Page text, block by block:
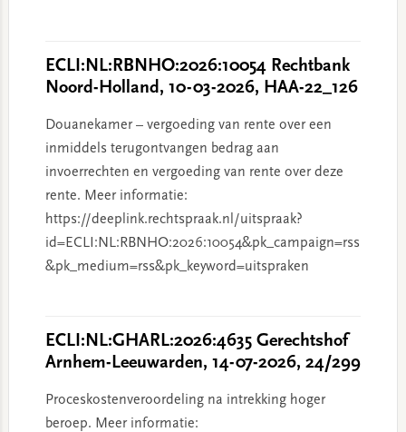
ECLI:NL:RBNHO:2026:10054 Rechtbank
Noord-Holland, 10-03-2026, HAA-22_126
Douanekamer – vergoeding van rente over een
inmiddels terugontvangen bedrag aan
invoerrechten en vergoeding van rente over deze
rente. Meer informatie:
https://deeplink.rechtspraak.nl/uitspraak?
id=ECLI:NL:RBNHO:2026:10054&pk_campaign=rss
&pk_medium=rss&pk_keyword=uitspraken
ECLI:NL:GHARL:2026:4635 Gerechtshof
Arnhem-Leeuwarden, 14-07-2026, 24/299
Proceskostenveroordeling na intrekking hoger
beroep. Meer informatie: